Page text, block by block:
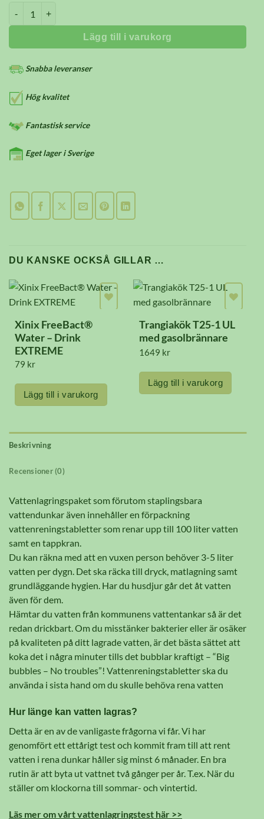
Lägg till i varukorg
Snabba leveranser
Hög kvalitet
Fantastisk service
Eget lager i Sverige
DU KANSKE OCKSÅ GILLAR …
Xinix FreeBact®
Water – Drink
EXTREME
79 kr
Lägg till i varukorg
Trangiakök T25-1 UL
med gasolbrännare
1649 kr
Lägg till i varukorg
Beskrivning
Recensioner (0)
Vattenlagringspaket som förutom staplingsbara
vattendunkar även innehåller en förpackning
vattenreningstabletter som renar upp till 100 liter vatten
samt en tappkran.
Du kan räkna med att en vuxen person behöver 3-5 liter
vatten per dygn. Det ska räcka till dryck, matlagning samt
grundläggande hygien. Har du husdjur går det åt vatten
även för dem.
Hämtar du vatten från kommunens vattentankar så är det
redan drickbart.Om du misstänker bakterier eller är osäker
på kvaliteten på ditt lagrade vatten, är det bästa sättet att
koka det i några minuter tills det bubblar kraftigt – “Big
bubbles – No troubles”! Vattenreningstabletter ska du
använda i sista hand om du skulle behöva rena vatten
Hur länge kan vatten lagras?
Detta är en av de vanligaste frågorna vi får. Vi har
genomfört ett ettårigt test och kommit fram till att rent
vatten i rena dunkar håller sig minst 6 månader. En bra
rutin är att byta ut vattnet två gånger per år. T.ex. När du
ställer om klockorna till sommar- och vintertid.
Läs mer om vårt vattenlagringstest här >>